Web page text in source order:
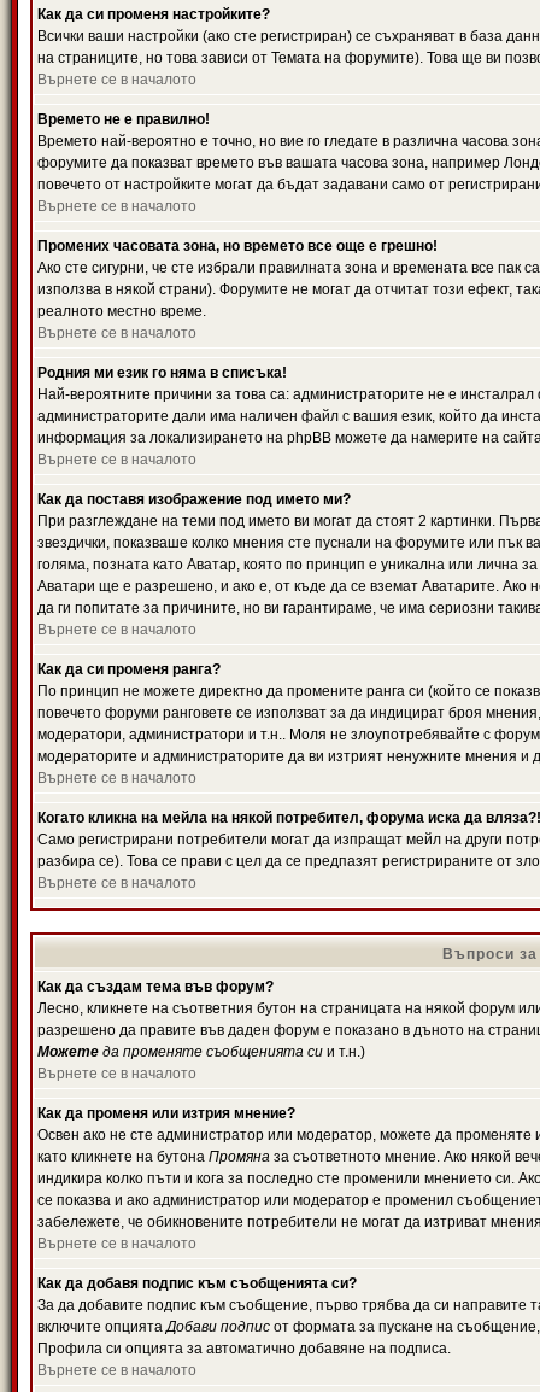
Как да си променя настройките?
Всички ваши настройки (ако сте регистриран) се съхраняват в база
на страниците, но това зависи от Темата на форумите). Това ще ви
Върнете се в началото
Времето не е правилно!
Времето най-вероятно е точно, но вие го гледате в различна часова
форумите да показват времето във вашата часова зона, например
повечето от настройките могат да бъдат задавани само от
Върнете се в началото
Промених часовата зона, но времето все още е грешно!
Ако сте сигурни, че сте избрали правилната зона и времената все
използва в някой страни). Форумите не могат да отчитат този ефект,
реалното местно време.
Върнете се в началото
Родния ми език го няма в списъка!
Най-вероятните причини за това са: администраторите не е
администраторите дали има наличен файл с вашия език, който да
информация за локализирането на phpBB можете да намерите на
Върнете се в началото
Как да поставя изображение под името ми?
При разглеждане на теми под името ви могат да стоят 2 картинки.
звездички, показваше колко мнения сте пуснали на форумите или пък
голяма, позната като Аватар, която по принцип е уникална или лична
Аватари ще е разрешено, и ако е, от къде да се вземат Аватарите.
да ги попитате за причините, но ви гарантираме, че има сериозни
Върнете се в началото
Как да си променя ранга?
По принцип не можете директно да промените ранга си (който се
повечето форуми ранговете се използват за да индицират броя
модератори, администратори и т.н.. Моля не злоупотребявайте с
модераторите и администраторите да ви изтрият ненужните мнения и
Върнете се в началото
Когато кликна на мейла на някой потребител, форума иска да вляза?!
Само регистрирани потребители могат да изпращат мейл на други
разбира се). Това се прави с цел да се предпазят регистрираните от
Върнете се в началото
Въпроси
Как да създам тема във форум?
Лесно, кликнете на съответния бутон на страницата на някой форум
разрешено да правите във даден форум е показано в дъното на
Можете да променяте съобщенията си и т.н.)
Върнете се в началото
Как да променя или изтрия мнение?
Освен ако не сте администратор или модератор, можете да
като кликнете на бутона Промяна за съответното мнение. Ако някой
индикира колко пъти и кога за последно сте променили мнението си.
се показва и ако администратор или модератор е променил
забележете, че обикновените потребители не могат да изтриват
Върнете се в началото
Как да добавя подпис към съобщенията си?
За да добавите подпис към съобщение, първо трябва да си
включите опциятаДобави подпис от формата за пускане на
Профила си опцията за автоматично добавяне на подписа.
Върнете се в началото